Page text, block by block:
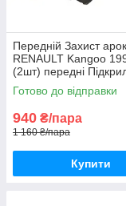
Передній Захист арок
RENAULT Kangoo
(2шт) передні
Кангу до 2007 пара
Готово до відправки
940 ₴/пара
1 160 ₴/пара
Купити